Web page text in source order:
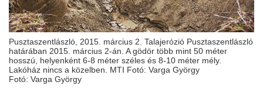
Pusztaszentlászló, 2015. március 2. Talajerózió Pusztaszentlászló
határában 2015. március 2-án. A gödör több mint 50 méter
hosszú, helyenként 6-8 méter széles és 8-10 méter mély.
Lakóház nincs a közelben. MTI Fotó: Varga György
Fotó: Varga György